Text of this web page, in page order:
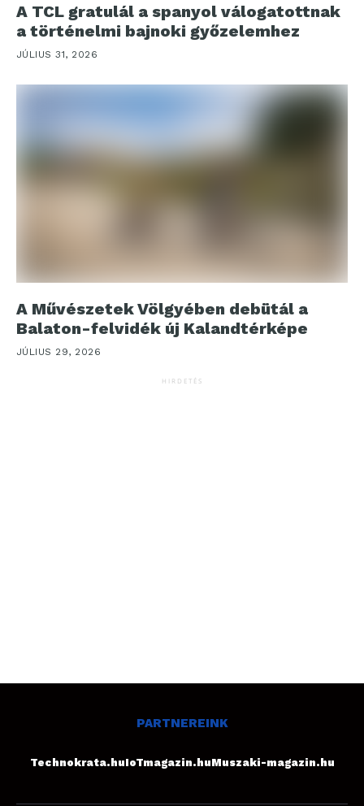
A TCL gratulál a spanyol válogatottnak
a történelmi bajnoki győzelemhez
JÚLIUS 31, 2026
A Művészetek Völgyében debütál a
Balaton-felvidék új Kalandtérképe
JÚLIUS 29, 2026
HIRDETÉS
PARTNEREINK
Technokrata.huIoTmagazin.huMuszaki-magazin.hu